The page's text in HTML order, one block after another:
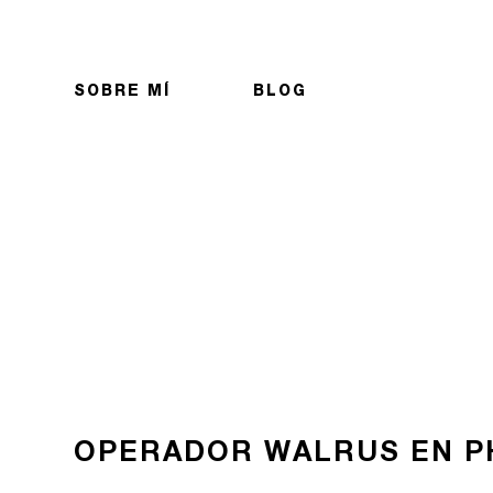
SOBRE MÍ BLOG
OPERADOR WALRUS EN